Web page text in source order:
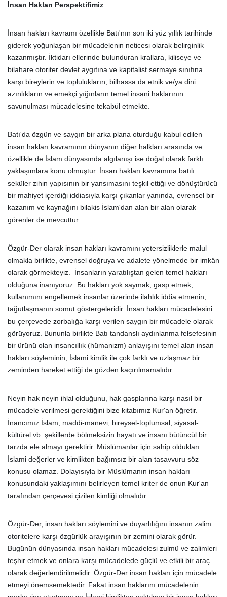
İnsan Hakları Perspektifimiz
İnsan hakları kavramı özellikle Batı'nın son iki yüz yıllık tarihinde
giderek yoğunlaşan bir mücadelenin neticesi olarak belirginlik
kazanmıştır. İktidarı ellerinde bulunduran krallara, kiliseye ve
bilahare otoriter devlet aygıtına ve kapitalist sermaye sınıfına
karşı bireylerin ve toplulukların, bilhassa da etnik ve/ya dini
azınlıkların ve emekçi yığınların temel insani haklarının
savunulması mücadelesine tekabül etmekte.
Batı'da özgün ve saygın bir arka plana oturduğu kabul edilen
insan hakları kavramının dünyanın diğer halkları arasında ve
özellikle de İslam dünyasında algılanışı ise doğal olarak farklı
yaklaşımlara konu olmuştur. İnsan hakları kavramına batılı
seküler zihin yapısının bir yansımasını teşkil ettiği ve dönüştürücü
bir mahiyet içerdiği iddiasıyla karşı çıkanlar yanında, evrensel bir
kazanım ve kaynağını bilakis İslam'dan alan bir alan olarak
görenler de mevcuttur.
Özgür-Der olarak insan hakları kavramını yetersizliklerle malul
olmakla birlikte, evrensel doğruya ve adalete yönelmede bir imkân
olarak görmekteyiz. İnsanların yaratılıştan gelen temel hakları
olduğuna inanıyoruz. Bu hakları yok saymak, gasp etmek,
kullanımını engellemek insanlar üzerinde ilahlık iddia etmenin,
tağutlaşmanın somut göstergeleridir. İnsan hakları mücadelesini
bu çerçevede zorbalığa karşı verilen saygın bir mücadele olarak
görüyoruz. Bununla birlikte Batı tandanslı aydınlanma felsefesinin
bir ürünü olan insancıllık (hümanizm) anlayışını temel alan insan
hakları söyleminin, İslami kimlik ile çok farklı ve uzlaşmaz bir
zeminden hareket ettiği de gözden kaçırılmamalıdır.
Neyin hak neyin ihlal olduğunu, hak gasplarına karşı nasıl bir
mücadele verilmesi gerektiğini bize kitabımız Kur'an öğretir.
İnancımız İslam; maddi-manevi, bireysel-toplumsal, siyasal-
kültürel vb. şekillerde bölmeksizin hayatı ve insanı bütüncül bir
tarzda ele almayı gerektirir. Müslümanlar için sahip oldukları
İslami değerler ve kimlikten bağımsız bir alan tasavvuru söz
konusu olamaz. Dolayısıyla bir Müslümanın insan hakları
konusundaki yaklaşımını belirleyen temel kriter de onun Kur'an
tarafından çerçevesi çizilen kimliği olmalıdır.
Özgür-Der, insan hakları söylemini ve duyarlılığını insanın zalim
otoritelere karşı özgürlük arayışının bir zemini olarak görür.
Bugünün dünyasında insan hakları mücadelesi zulmü ve zalimleri
teşhir etmek ve onlara karşı mücadelede güçlü ve etkili bir araç
olarak değerlendirilmelidir. Özgür-Der insan hakları için mücadele
etmeyi önemsemektedir. Fakat insan haklarını mücadelenin